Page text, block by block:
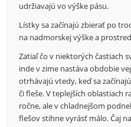
udržiavajú vo výške pásu.
Lístky sa začínajú zbierať po
na nadmorskej výške a
Zatiaľ čo v niektorých častiach
inde v zime nastáva obdobie
otrhávajú vtedy, keď sa
či fleše. V teplejších oblastiach
ročne, ale v chladnejšom
flešov stihne vyrásť málo. Čaj